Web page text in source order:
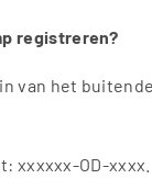
registreren?
in van het
xxxxxx-OD-xxxx.